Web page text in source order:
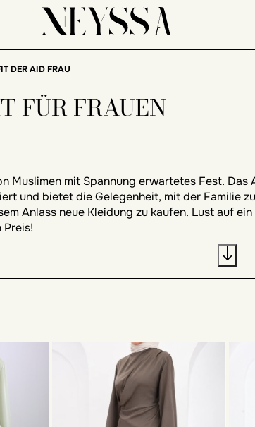
DER AID FRAU
FÜR FRAUEN
Muslimen mit Spannung erwartetes Fest. Das
und bietet die Gelegenheit, mit der Familie
Anlass neue Kleidung zu kaufen. Lust auf
Preis!
Kimono, Kaftan, Jilbab etc. : Es gibt
beachten sollten, sind die Art des
Kleidung für muslimische Frauen.